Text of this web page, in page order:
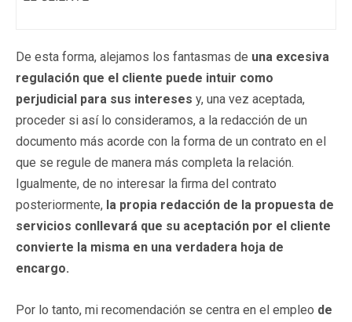
De esta forma, alejamos los fantasmas de una excesiva
regulación que el cliente puede intuir como
perjudicial para sus intereses y, una vez aceptada,
proceder si así lo consideramos, a la redacción de un
documento más acorde con la forma de un contrato en el
que se regule de manera más completa la relación.
Igualmente, de no interesar la firma del contrato
posteriormente, la propia redacción de la propuesta de
servicios conllevará que su aceptación por el cliente
convierte la misma en una verdadera hoja de
encargo.
Por lo tanto, mi recomendación se centra en el empleo de